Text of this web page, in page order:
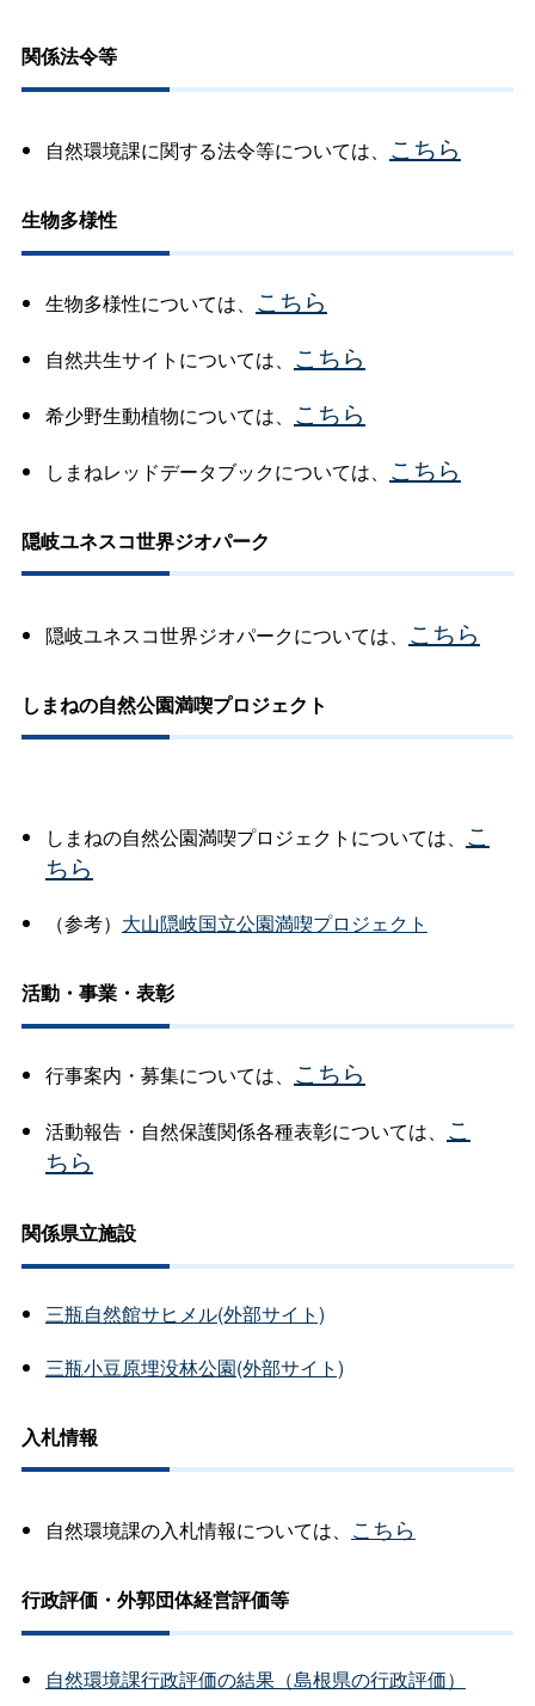
関係法令等
自然環境課に関する法令等については、 こちら
生物多様性
生物多様性については、 こちら
自然共生サイトについては、 こちら
希少野生動植物については、 こちら
しまねレッドデータブックについては、 こちら
隠岐ユネスコ世界ジオパーク
隠岐ユネスコ世界ジオパークについては、 こちら
しまねの自然公園満喫プロジェクト
しまねの自然公園満喫プロジェクトについては、 こ
ちら
（参考） 大山隠岐国立公園満喫プロジェクト
活動・事業・表彰
行事案内・募集については、 こちら
活動報告・自然保護関係各種表彰については、 こ
ちら
関係県立施設
三瓶自然館サヒメル(外部サイト)
三瓶小豆原埋没林公園(外部サイト)
入札情報
自然環境課の入札情報については、 こちら
行政評価・外郭団体経営評価等
自然環境課行政評価の結果（島根県の行政評価）